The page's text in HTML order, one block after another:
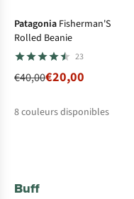
Patagonia Fisherman'S
Rolled Beanie
23
€40,00€20,00
8couleurs disponibles
Buff